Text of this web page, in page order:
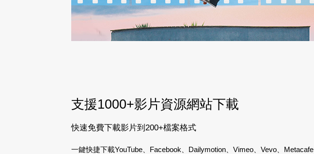
支援1000+影片資源網站下載
快速免費下載影片到200+檔案格式
一鍵快捷下載YouTube、Facebook、Dailymotion、Vimeo、Vevo、Metacafe